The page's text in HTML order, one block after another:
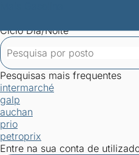
Ciclo Dia/Noite
Pesquisas mais frequentes
intermarché
galp
auchan
prio
petroprix
Entre na sua conta de